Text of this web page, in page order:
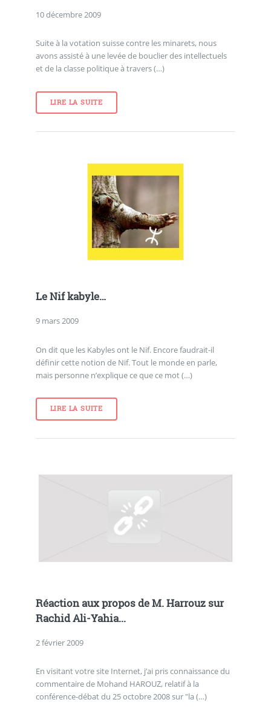
10 décembre 2009
Suite à la votation suisse contre les minarets, nous
avons assisté à une levée de bouclier des intellectuels
et de la classe politique à travers (…)
LIRE LA SUITE
Le Nif kabyle…
9 mars 2009
On dit que les Kabyles ont le Nif. Encore faudrait-il
définir cette notion de Nif. Tout le monde en parle,
mais personne n’explique ce que ce mot (…)
LIRE LA SUITE
Réaction aux propos de M. Harrouz sur
Rachid Ali-Yahia...
2 février 2009
En visitant votre site Internet, j’ai pris connaissance du
commentaire de Mohand HAROUZ, relatif à la
conférence-débat du 25 octobre 2008 sur "la (…)